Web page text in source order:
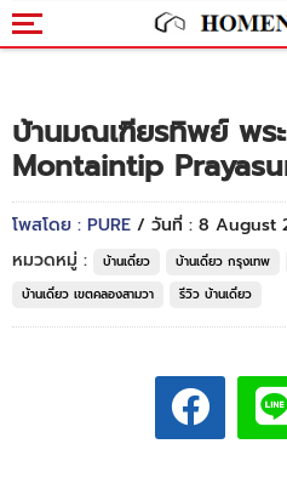
บ้านมณเฑียรทิพย์ พร
Montaintip
โพสโดย : PURE / วันที่ : 8 August
หมวดหมู่ :
บ้านเดี่ยว บ้านเดี่ยว กรุงเทพ
บ้านเดี่ยว เขตคลองสามวา
รีวิว บ้านเดี่ยว